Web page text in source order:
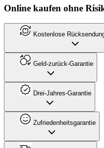
Online kaufen ohne
Kostenlose
Geld-zurück-Garantie
Drei-Jahres-Garantie
Zufriedenheitsgarantie